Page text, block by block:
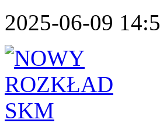
2025-06-09